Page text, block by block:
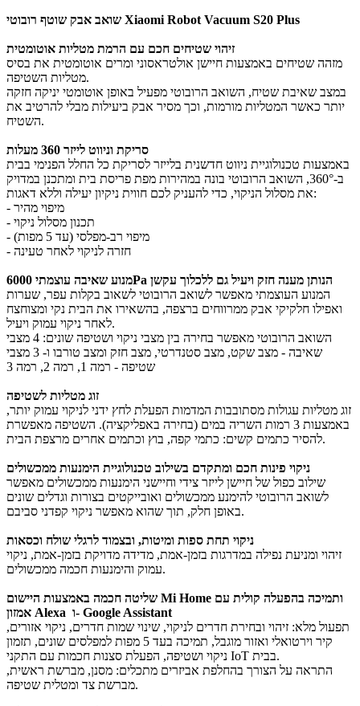
שואב אבק שוטף רובוטי Xiaomi Robot Vacuum S20 Plus
זיהוי שטיחים חכם עם הרמת מטליות אוטומטית
מזהה שטיחים באמצעות חיישן אולטראסוני ומרים אוטומטית את בסיס
מטליות השטיפה.
במצב שאיבת שטיח, השואב הרובוטי מפעיל באופן אוטומטי יניקה חזקה
יותר כאשר המטליות מורמות, וכך מסיר אבק ביעילות מבלי להרטיב את
השטיח.
סריקת וניווט לייזר 360 מעלות
באמצעות טכנולוגיית ניווט חדשנית בלייזר לסריקת כל החלל הפנימי בבית
ב-360°, השואב הרובוטי בונה במהירות מפת פריסת בית ומתכנן במדויק
את מסלול הניקוי, כדי להעניק לכם חווית ניקיון יעילה וללא דאגות:
- מיפוי מהיר
- תכנון מסלול ניקוי
- מיפוי רב-מפלסי (עד 5 מפות)
- חזרה לניקוי לאחר טעינה
מנוע שאיבה עוצמתי 6000Pa הנותן מענה חזק ויעיל גם ללכלוך עקשן
המנוע העוצמתי מאפשר לשואב הרובוטי לשאוב בקלות עפר, שערות
ואפילו חלקיקי אבק ממרווחים ברצפה, בהשאירו את הבית נקי ומצוחצח
לאחר ניקוי עמוק ויעיל.
השואב הרובוטי מאפשר בחירה בין מצבי ניקוי ושטיפה שונים: 4 מצבי
שאיבה - מצב שקט, מצב סטנדרטי, מצב חזק ומצב טורבו ו- 3 מצבי
שטיפה - רמה 1, רמה 2, רמה 3
זוג מטליות לשטיפה
זוג מטליות עגולות מסתובבות המדמות הפעלת לחץ ידני לניקוי עמוק יותר,
באמצעות 3 רמות השריה במים (בחירה באפליקציה). השטיפה מאפשרת
להסיר כתמים קשים: כתמי קפה, בוץ וכתמים אחרים מרצפת הבית.
ניקוי פינות חכם ומתקדם בשילוב טכנולוגיית הימנעות ממכשולים
שילוב כפול של חיישן לייזר צידי וחיישני הימנעות ממכשולים מאפשר
לשואב הרובוטי להימנע ממכשולים ואובייקטים בצורות וגדלים שונים
באופן חלק, תוך שהוא מאפשר ניקוי קפדני סביבם.
ניקוי תחת ספות ומיטות, ובצמוד לרגלי שולח וכסאות
זיהוי ומניעת נפילה במדרגות בזמן-אמת, מדידה מדויקת בזמן-אמת, ניקוי
עמוק והימנעות חכמה ממכשולים.
שליטה חכמה באמצעות היישום Mi Home ותמיכה בהפעלה קולית עם
אמזון Alexa ו- Google Assistant
תפעול מלא: זיהוי ובחירת חדרים לניקוי, שינוי שמות חדרים, ניקוי אזורים,
קיר וירטואלי ואזור מוגבל, תמיכה בעד 5 מפות למפלסים שונים, תזמון
ניקוי ושטיפה, הפעלת סצנות חכמות עם התקני IoT בבית.
התראה על הצורך בהחלפת אביזרים מתכלים: מסנן, מברשת ראשית,
מברשת צד ומטלית שטיפה.